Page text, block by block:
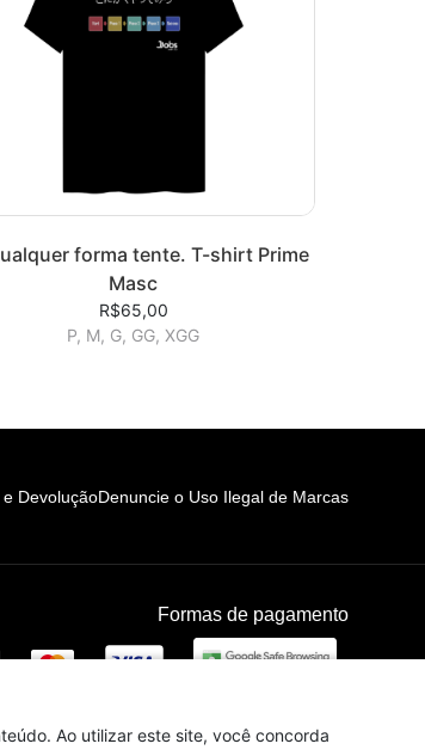
forma tente. T-shirt Prime
Masc
R$65,00
P, M, G, GG, XGG
Ao utilizar este site, você concorda
DevoluçãoDenuncie o Uso Ilegal de Marcas
Formas de pagamento